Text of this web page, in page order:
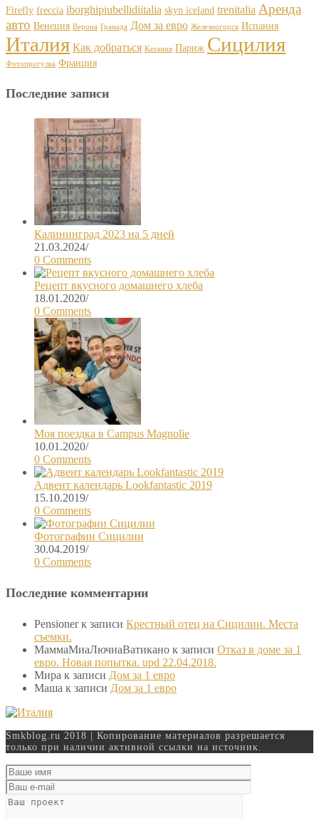
Firefly freccia iborghipiubellidiitalia skyn iceland trenitalia Аренда
авто Венеция Верона Гранада Дом за евро Железногорск Испания
Италия Как добраться Катания Париж Сицилия
Фотопрогулка Франция
Последние записи
Калининград 2023 на 5 дней
21.03.2024/
0 Comments
Рецепт вкусного домашнего хлеба
18.01.2020/
0 Comments
Моя поездка в Campus Magnolie
10.01.2020/
0 Comments
Адвент календарь Lookfantastic 2019
15.10.2019/
0 Comments
Фотографии Сицилии
30.04.2019/
0 Comments
Последние комментарии
Pensionerк записи Крестный отец на Сицилии. Места
съемки.
МаммаМиаЛючиаВатикано к записи Отказ в доме за 1
евро. Новая попытка. upd 22.04.2018.
Мира к записи Дом за 1 евро
Маша к записи Дом за 1 евро
Smkblog.ru 2018 | Копирование материалов разрешается
только при наличии активной ссылки на источник.